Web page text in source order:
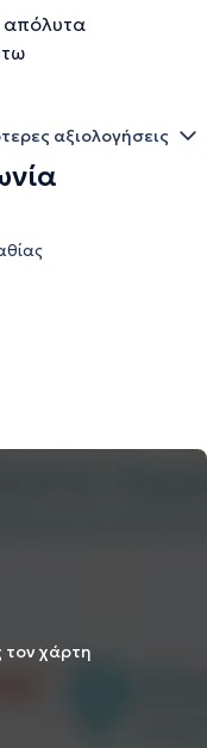
απόλυτα
αξιολογήσεις
τον χάρτη